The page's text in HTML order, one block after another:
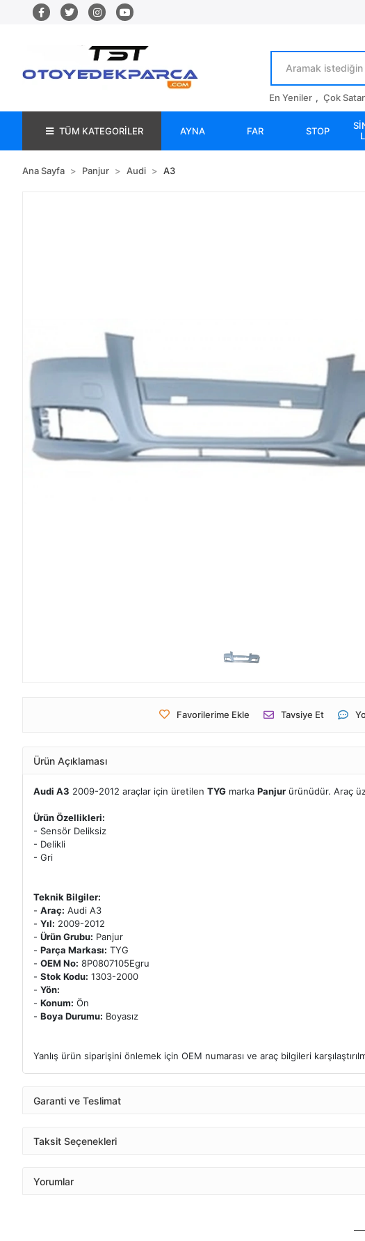
En Yeniler , Çok
TÜM KATEGORİLER AYNA FAR STOP
Ana Sayfa Panjur Audi A3
Favorilerime Ekle Tavsiye Et
Ürün Açıklaması
Audi A3 2009-2012 araçlar için üretilen TYG marka Panjur ürünüdür. Araç
Ürün Özellikleri:
- Sensör Deliksiz
- Delikli
- Gri
Teknik Bilgiler:
- Araç: Audi A3
- Yıl: 2009-2012
- Ürün Grubu: Panjur
- Parça Markası: TYG
- OEM No: 8P0807105Egru
- Stok Kodu: 1303-2000
- Yön:
- Konum: Ön
- Boya Durumu: Boyasız
Yanlış ürün siparişini önlemek için OEM numarası ve araç bilgileri
Garanti ve Teslimat
Taksit Seçenekleri
Yorumlar